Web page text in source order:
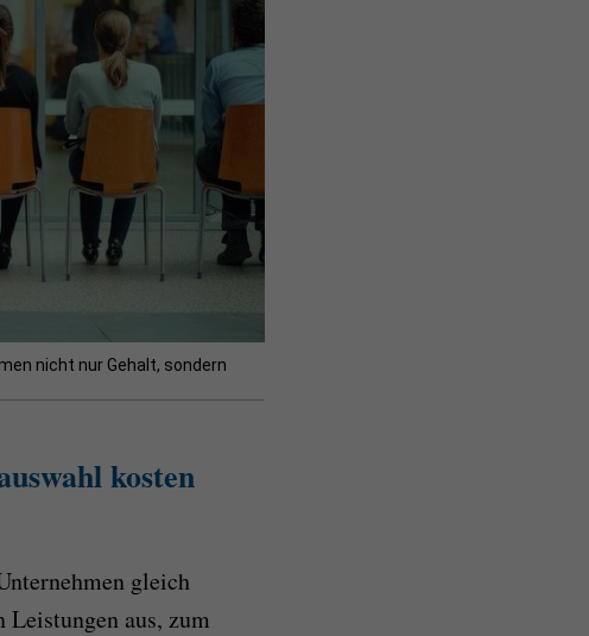
nicht nur Gehalt, sondern
kosten
gleich
aus, zum